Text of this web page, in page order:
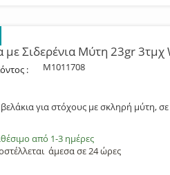
με Σιδερένια Μύτη 23gr
: M1011708
για στόχους με σκληρή μύτη, σε
από 1-3 ημέρες
άμεσα σε 24 ώρες